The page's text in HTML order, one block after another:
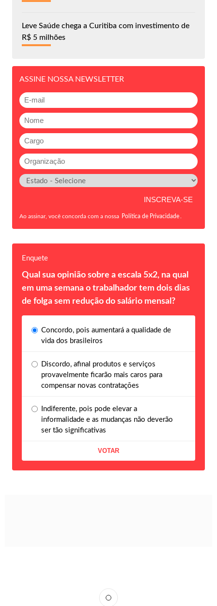
Leve Saúde chega a Curitiba com investimento de
R$ 5 milhões
ASSINE NOSSA NEWSLETTER
Ao assinar, você concorda com a nossa Política de Privacidade
Enquete
Qual sua opinião sobre a escala 5x2, na qual
em uma semana o trabalhador tem dois dias
de folga sem redução do salário mensal?
Concordo, pois aumentará a qualidade de
vida dos brasileiros
Discordo, afinal produtos e serviços
provavelmente ficarão mais caros para
compensar novas contratações
Indiferente, pois pode elevar a
informalidade e as mudanças não deverão
ser tão significativas